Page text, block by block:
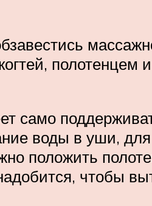
полотенцем
само
воды в уши, для
положить
чтобы